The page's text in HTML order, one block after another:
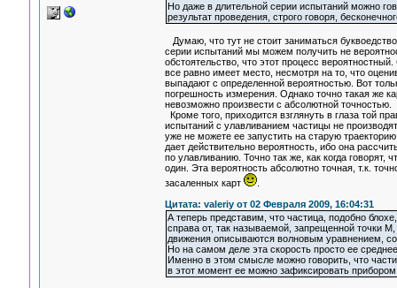
Но даже в длительной серии испытаний можно
результат проведения, строго говоря,
Думаю, что тут не стоит заниматься
серии испытаний мы можем получить не
обстоятельство, что этот процесс
все равно имеет место, несмотря на то, что
выпадают с определенной вероятностью. Вот
погрешность измерения. Однако точно такая же
невозможно произвести с абсолютной
Кроме того, приходится взглянуть в глаза той
испытаний с улавливанием частицы не
уже не можете ее запустить на старую
дает действительно вероятность, ибо она
по улавливанию. Точно так же, как когда говорят,
один. Эта вероятность абсолютно точная, т.к.
засаленных карт
.
Цитата: valeriy от 02 Февраля 2009, 16:04:31
А теперь представим, что частица, подобно
справа от, так называемой, запрещенной точки
движения описываются волновым уравнением,
Но на самом деле эта скорость просто ее
Именно в этом смысле можно говорить, что
в этот момент ее можно зафиксировать